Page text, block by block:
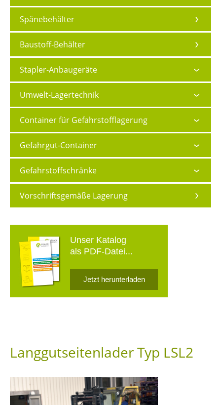
Spänebehälter
Baustoff-Behälter
Stapler-Anbaugeräte
Umwelt-Lagertechnik
Container für Gefahrstofflagerung
Gefahrgut-Container
Gefahrstoffschränke
Vorschriftsgemäße Lagerung
Unser Katalog
als PDF-Datei...
Jetzt herunterladen
Langgutseitenlader Typ LSL2